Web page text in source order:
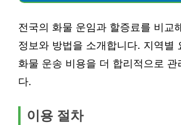
전국의 화물 운임과 할증료를 비교
정보와 방법을 소개합니다. 지역별
화물 운송 비용을 더 합리적으로 관
다.
이용 절차